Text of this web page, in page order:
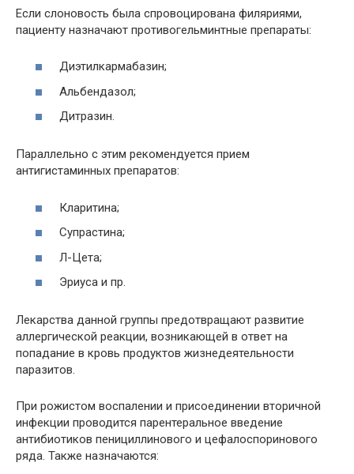
Если слоновость была спровоцирована филяриями,
пациенту назначают противогельминтные препараты:
Диэтилкармабазин;
Альбендазол;
Дитразин.
Параллельно с этим рекомендуется прием
антигистаминных препаратов:
Кларитина;
Супрастина;
Л-Цета;
Эриуса и пр.
Лекарства данной группы предотвращают развитие
аллергической реакции, возникающей в ответ на
попадание в кровь продуктов жизнедеятельности
паразитов.
При рожистом воспалении и присоединении вторичной
инфекции проводится парентеральное введение
антибиотиков пенициллинового и цефалоспоринового
ряда. Также назначаются: